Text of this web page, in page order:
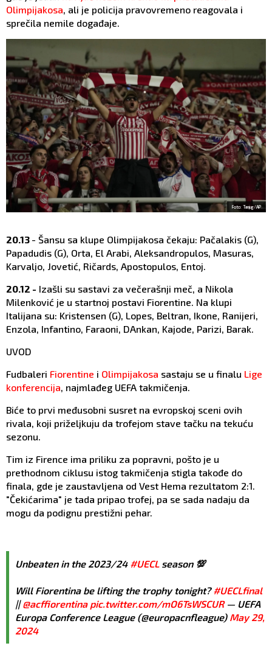
Olimpijakosa, ali je policija pravovremeno reagovala i
sprečila nemile događaje.
Foto: Tanjug/AP
20.13 - Šansu sa klupe Olimpijakosa čekaju: Pačalakis (G),
Papadudis (G), Orta, El Arabi, Aleksandropulos, Masuras,
Karvaljo, Jovetić, Ričards, Apostopulos, Entoj.
20.12 - Izašli su sastavi za večerašnji meč, a Nikola
Milenković je u startnoj postavi Fiorentine. Na klupi
Italijana su: Kristensen (G), Lopes, Beltran, Ikone, Ranijeri,
Enzola, Infantino, Faraoni, DAnkan, Kajode, Parizi, Barak.
UVOD
Fudbaleri Fiorentine i Olimpijakosa sastaju se u finalu Lige
konferencija, najmlađeg UEFA takmičenja.
Biće to prvi međusobni susret na evropskoj sceni ovih
rivala, koji priželjkuju da trofejom stave tačku na tekuću
sezonu.
Tim iz Firence ima priliku za popravni, pošto je u
prethodnom ciklusu istog takmičenja stigla takođe do
finala, gde je zaustavljena od Vest Hema rezultatom 2:1.
"Čekićarima" je tada pripao trofej, pa se sada nadaju da
mogu da podignu prestižni pehar.
Unbeaten in the 2023/24 #UECLseason 💯
Will Fiorentina be lifting the trophy tonight?#UECLfinal
||@acffiorentina pic.twitter.com/mO6TsWSCUR— UEFA
Europa Conference League (@europacnfleague) May 29,
2024